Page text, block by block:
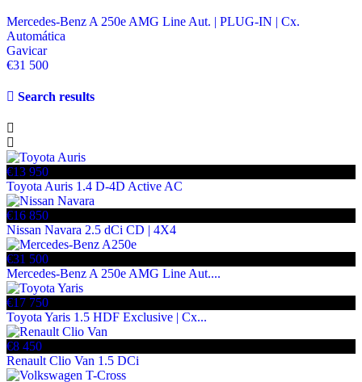
Mercedes-Benz A 250e AMG Line Aut. | PLUG-IN | Cx.
Automática
Gavicar
€31 500
Search results
€13 950
Toyota Auris 1.4 D-4D Active AC
€16 850
Nissan Navara 2.5 dCi CD | 4X4
€31 500
Mercedes-Benz A 250e AMG Line Aut....
€17 750
Toyota Yaris 1.5 HDF Exclusive | Cx...
€8 450
Renault Clio Van 1.5 DCi